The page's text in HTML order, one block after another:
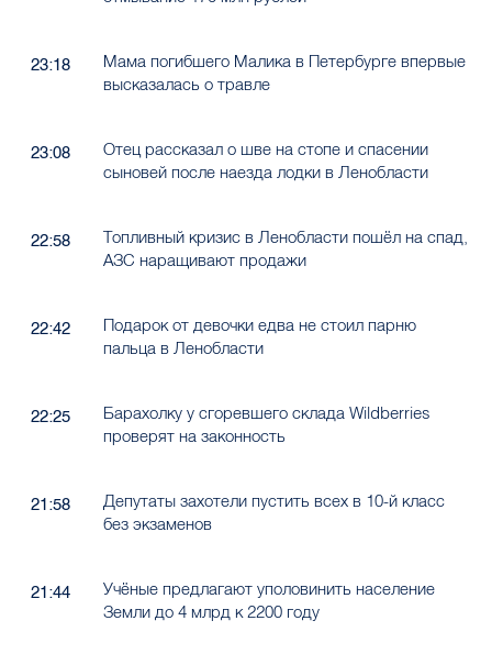
23:18
Мама погибшего Малика в Петербурге впервые
высказалась о травле
23:08
Отец рассказал о шве на стопе и спасении
сыновей после наезда лодки в Ленобласти
22:58
Топливный кризис в Ленобласти пошёл на спад,
АЗС наращивают продажи
22:42
Подарок от девочки едва не стоил парню
пальца в Ленобласти
22:25
Барахолку у сгоревшего склада Wildberries
проверят на законность
21:58
Депутаты захотели пустить всех в 10-й класс
без экзаменов
21:44
Учёные предлагают уполовинить население
Земли до 4 млрд к 2200 году